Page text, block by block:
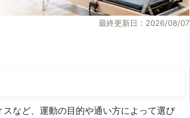
最終更新日：2026/08/07
など、運動の目的や通い方によって選び